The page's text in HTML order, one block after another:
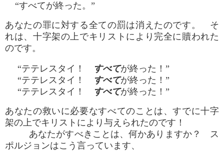
“すべてが終った。”
あなたの罪に対する全ての罰は消えたのです。 そ
れは、十字架の上でキリストにより完全に贖われた
のです。
“テテレスタイ！ すべてが終った！”
“テテレスタイ！
すべてが終った！”
“テテレスタイ！
すべてが終った！”
あなたの救いに必要なすべてのことは、すでに十字
架の上でキリストにより与えられたのです！
あなたがすべきことは、何かありますか？ ス
ポルジョンはこう言っています、